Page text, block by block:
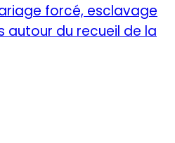
forcé, esclavage
autour du recueil de la